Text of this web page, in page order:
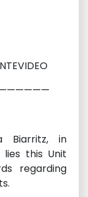
Biarritz, in
lies this Unit
regarding